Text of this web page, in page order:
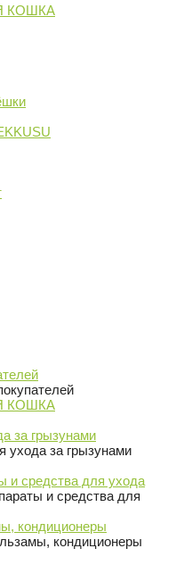
КОШКА
КОШКА
за грызунами
ухода за грызунами
и средства для ухода
и средства для
кондиционеры
кондиционеры